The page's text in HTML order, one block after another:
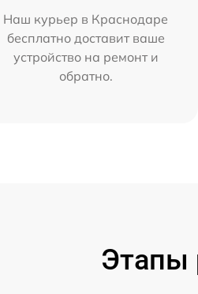
Наш курьер в Краснодаре
бесплатно доставит ваше
устройство на ремонт и
обратно.
Этапы